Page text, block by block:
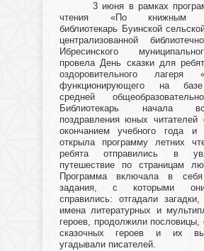
3 июня в рамках
чтения «По книжным
библиотекарь Буинской
централизованной
Ибресинского
провела День сказки для
оздоровительного лагеря
функционирующего на
средней
Библиотекарь начала
поздравления юных
окончанием учебного года и
открыла программу летних
ребята отправились в
путешествие по страницам
Программа включала в себя
задания, с которыми
справились: отгадали
имена литературных и
героев, продолжили пословицы,
сказочных героев и их
угадывали писателей.